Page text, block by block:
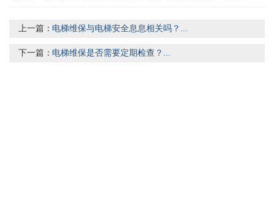
上一篇： 电梯维保与电梯安全息息相关吗？...
下一篇： 电梯维保是否需要定期检查？...